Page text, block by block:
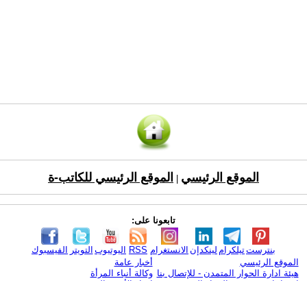
الموقع الرئيسي الموقع الرئيسي للكاتب-ة
تابعونا على:
الفيسبوك التويتر اليوتيوب RSS الانستغرام لينكدإن تيلكرامبنترست
الموقع الرئيسي
هيئة ادارة الحوار المتمدن - للإتصال بنا
أخبار عامة
وكالة أنباء المرأة